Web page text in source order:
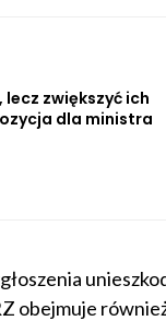
zwiększyć ich
dla ministra
obejmuje